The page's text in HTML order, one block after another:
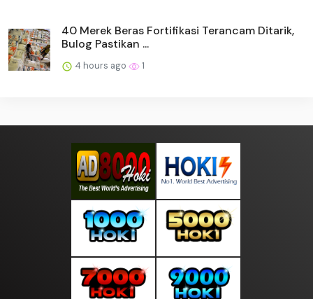
40 Merek Beras Fortifikasi Terancam Ditarik,
Bulog Pastikan ...
4 hours ago 1